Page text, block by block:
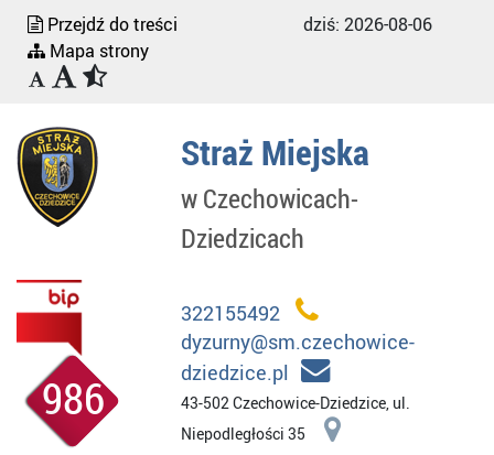
Przejdź do treści
Mapa strony
dziś: 2026-08-06
Straż Miejska
w Czechowicach-
Dziedzicach
986
322155492
dyzurny@sm.czechowice-
dziedzice.pl
43-502 Czechowice-Dziedzice, ul.
Niepodległości 35